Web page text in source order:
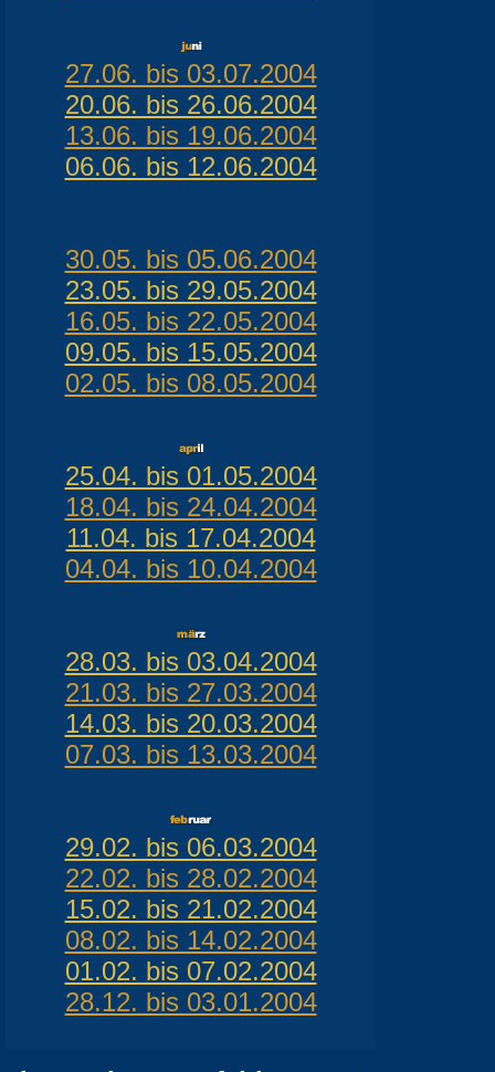
27.06. bis 03.07.2004
20.06. bis 26.06.2004
13.06. bis 19.06.2004
06.06. bis 12.06.2004
30.05. bis 05.06.2004
23.05. bis 29.05.2004
16.05. bis 22.05.2004
09.05. bis 15.05.2004
02.05. bis 08.05.2004
25.04. bis 01.05.2004
18.04. bis 24.04.2004
11.04. bis 17.04.2004
04.04. bis 10.04.2004
28.03. bis 03.04.2004
21.03. bis 27.03.2004
14.03. bis 20.03.2004
07.03. bis 13.03.2004
29.02. bis 06.03.2004
22.02. bis 28.02.2004
15.02. bis 21.02.2004
08.02. bis 14.02.2004
01.02. bis 07.02.2004
28.12. bis 03.01.2004